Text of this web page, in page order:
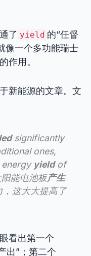
了 yield 的“任督
像一个多功能瑞士
作用。
新能源的文章。文
significantly
ones,
energy yieldof
能电池板产生
这大大提高了
看出第一个
出”；第二个